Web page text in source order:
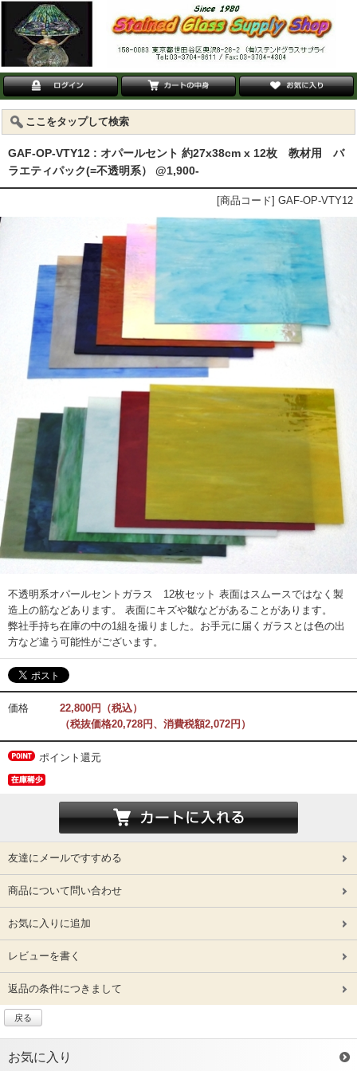
ここをタップして検索
GAF-OP-VTY12 : オパールセント 約27x38cm x 12枚 教材用 バ
ラエティパック(=不透明系） @1,900-
[商品コード] GAF-OP-VTY12
不透明系オパールセントガラス 12枚セット 表面はスムースではなく製
造上の筋などあります。 表面にキズや皺などがあることがあります。
弊社手持ち在庫の中の1組を撮りました。お手元に届くガラスとは色の出
方など違う可能性がございます。
価格
22,800円（税込）
（税抜価格20,728円、消費税額2,072円）
ポイント還元
友達にメールですすめる
商品について問い合わせ
お気に入りに追加
レビューを書く
返品の条件につきまして
戻る
お気に入り